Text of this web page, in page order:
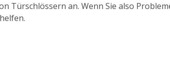
Türschlössern an. Wenn Sie also